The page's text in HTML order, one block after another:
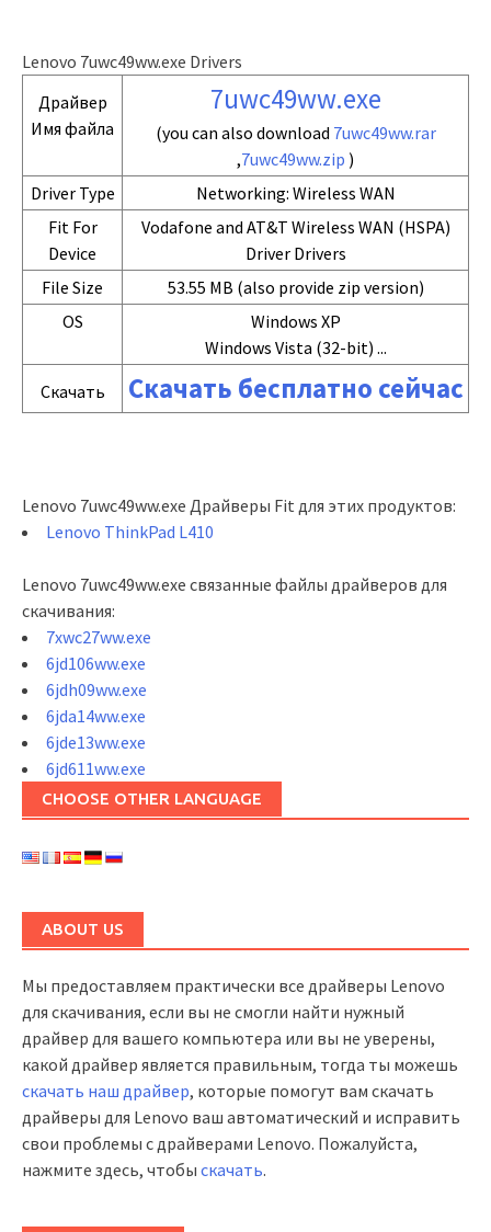
Lenovo 7uwc49ww.exe Drivers
Драйвер
Имя файла
7uwc49ww.exe
(you can also download 7uwc49ww.rar
,7uwc49ww.zip )
Driver Type
Networking: Wireless WAN
Fit For
Device
Vodafone and AT&T Wireless WAN (HSPA)
Driver Drivers
File Size
53.55 MB (also provide zip version)
OS
Windows XP
Windows Vista (32-bit) ...
Скачать
Скачать бесплатно сейчас
Lenovo 7uwc49ww.exe Драйверы Fit для этих продуктов:
Lenovo ThinkPad L410
Lenovo 7uwc49ww.exe связанные файлы драйверов для
скачивания:
7xwc27ww.exe
6jd106ww.exe
6jdh09ww.exe
6jda14ww.exe
6jde13ww.exe
6jd611ww.exe
CHOOSE OTHER LANGUAGE
ABOUT US
Мы предоставляем практически все драйверы Lenovo
для скачивания, если вы не смогли найти нужный
драйвер для вашего компьютера или вы не уверены,
какой драйвер является правильным, тогда ты можешь
скачать наш драйвер, которые помогут вам скачать
драйверы для Lenovo ваш автоматический и исправить
свои проблемы с драйверами Lenovo. Пожалуйста,
нажмите здесь, чтобы скачать.